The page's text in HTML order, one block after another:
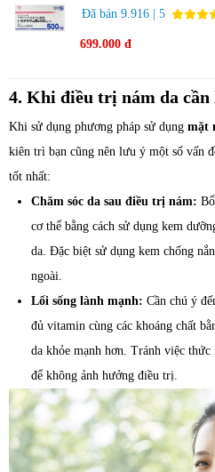
100 viên
Đã bán 9.916 | 5
699.000 đ
4. Khi điều trị nám da cần
Khi sử dụng phương pháp sử dụng mặt
kiên trì bạn cũng nên lưu ý một số vấn
tốt nhất:
Chăm sóc da sau điều trị nám:
cơ thể bằng cách sử dụng kem
da. Đặc biệt sử dụng kem chống
ngoài.
Lối sống lành mạnh: Cần chú ý
đủ vitamin cùng các khoáng chất
da khỏe mạnh hơn. Tránh việc
để không ảnh hưởng điều trị.